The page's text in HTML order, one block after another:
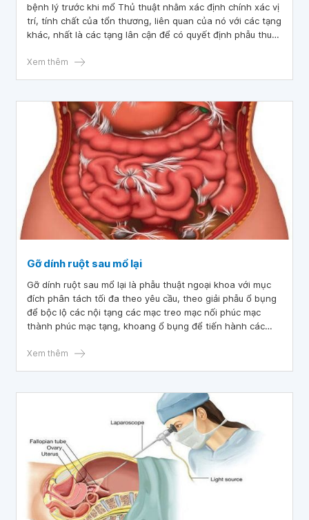
bệnh lý trước khi mổ Thủ thuật nhằm xác định chính xác vị
trí, tính chất của tổn thương, liên quan của nó với các tạng
khác, nhất là các tạng lân cận để có quyết định phẫu thuật
bụng là bắt buộc không thể bỏ qua.
Xem thêm
Gỡ dính ruột sau mổ lại
Gỡ dính ruột sau mổ lại là phẫu thuật ngoại khoa với mục
đích phân tách tối đa theo yêu cầu, theo giải phẫu ổ bụng
để bộc lộ các nội tạng các mạc treo mạc nối phúc mạc
thành phúc mạc tạng, khoang ổ bụng để tiến hành các
thường được thực hiện cùng các phẫu thuật ngoại khoa
Xem thêm